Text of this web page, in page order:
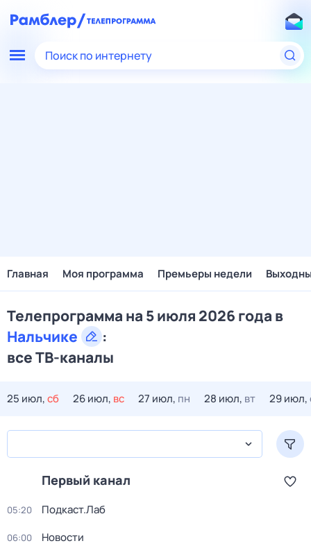
Поиск по интернету
Главная Моя программа Премьеры недели
Телепрограмма на 5 июля 2026 года в
Нальчике
:
все ТВ-каналы
25 июл,сб 26 июл, вс 27 июл, пн 28 июл, вт 29 июл,
Первый канал
05:20 Подкаст.Лаб
06:00 Новости